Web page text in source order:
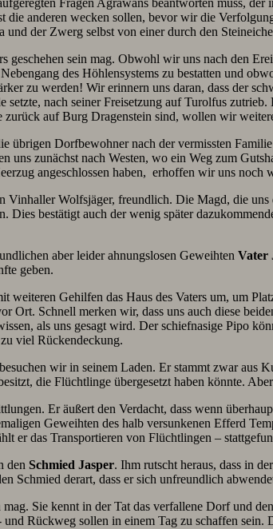
Fragen Agrawans beantworten muss,
anderen wecken sollen, bevor wir die
und der Zwerg selbst von einer durch den
sein mag. Obwohl wir uns nach den
des Höhlensystems zu bestatten und
zu werden! Wir erinnern uns daran, dass der
setzte, nach seiner Freisetzung auf Turolfus
auf Burg Dragenstein sind, wollen wir
übrigen Dorfbewohner nach der vermissten
zunächst nach Westen, wo ein Weg zum
angeschlossen haben, erhoffen wir uns noch
Vinhaller Wolfsjäger, freundlich. Die Magd, die
Dies bestätigt auch der wenig später
aber leider ahnungslosen Geweihten Vater
geben.
Gehilfen das Haus des Vaters um, um
Ort. Schnell merken wir, dass uns auch diese
als uns gesagt wird. Der schiefnasige Pipo
viel Rückendeckung.
wir in seinem Laden. Er stammt zwar aus
die Flüchtlinge übergesetzt haben könnte.
Er äußert den Verdacht, dass wenn
Geweihten des halb versunkenen Efferd
er das Transportieren von Flüchtlingen –
den Schmied Jasper. Ihm rutscht heraus, dass in
Schmied derart, dass er sich unfreundlich
Sie kennt in der Tat das verfallene Dorf und
Rückweg sollen in einem Tag zu schaffen sein.